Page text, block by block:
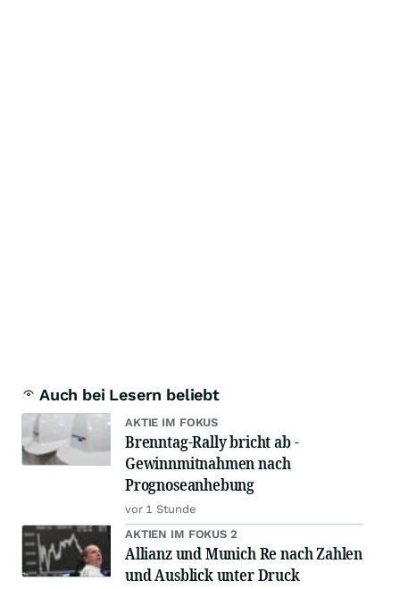
Auch bei Lesern beliebt
AKTIE IM FOKUS
Brenntag-Rally bricht ab -
Gewinnmitnahmen nach
Prognoseanhebung
vor 1 Stunde
AKTIEN IM FOKUS 2
Allianz und Munich Re nach Zahlen
und Ausblick unter Druck